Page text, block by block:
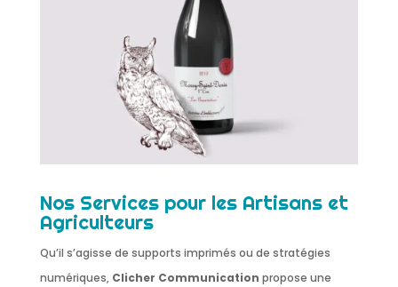
Nos Services pour les Artisans et
Agriculteurs
Qu’il s’agisse de supports imprimés ou de stratégies
numériques, Clicher Communication propose une